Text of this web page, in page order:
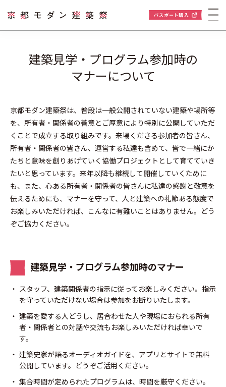
建築見学・プログラム参加時の
マナーについて
京都モダン建築祭は、普段は一般公開されていない建築や場所等
を、所有者・関係者の善意とご厚意により特別に公開していただ
くことで成立する取り組みです。来場くださる参加者の皆さん、
所有者・関係者の皆さん、運営する私達も含めて、皆で一緒にか
たちと意味を創りあげていく協働プロジェクトとして育てていき
たいと思っています。来年以降も継続して開催していくために
も、また、心ある所有者・関係者の皆さんに私達の感謝と敬意を
伝えるためにも、マナーを守って、人と建築への礼節ある態度で
お楽しみいただければ、こんなに有難いことはありません。どう
ぞご協力ください。
建築見学・プログラム参加時のマナー
スタッフ、建築関係者の指示に従ってお楽しみください。指示
を守っていただけない場合は参加をお断りいたします。
建築を愛する人どうし、居合わせた人や現場におられる所有
者・関係者との対話や交流もお楽しみいただければ幸いで
す。
建築史家が語るオーディオガイドを、アプリとサイトで無料
公開しています。どうぞご活用ください。
集合時間が定められたプログラムは、時間を厳守ください。